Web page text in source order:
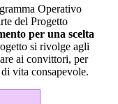
Operativo
del Progetto
per una scelta
si rivolge agli
ai convittori, per
vita consapevole.